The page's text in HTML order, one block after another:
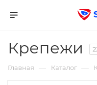
Крепежи
Главная — Каталог —